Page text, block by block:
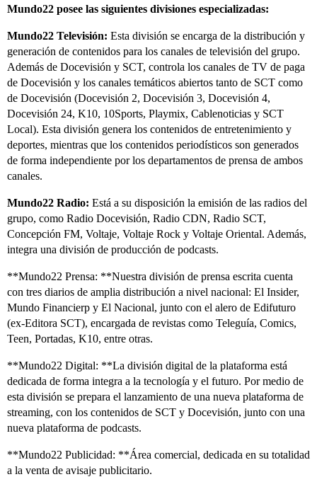
Mundo22 posee las siguientes divisiones especializadas:
Mundo22 Televisión: Esta división se encarga de la distribución y
generación de contenidos para los canales de televisión del grupo.
Además de Docevisión y SCT, controla los canales de TV de paga
de Docevisión y los canales temáticos abiertos tanto de SCT como
de Docevisión (Docevisión 2, Docevisión 3, Docevisión 4,
Docevisión 24, K10, 10Sports, Playmix, Cablenoticias y SCT
Local). Esta división genera los contenidos de entretenimiento y
deportes, mientras que los contenidos periodísticos son generados
de forma independiente por los departamentos de prensa de ambos
canales.
Mundo22 Radio: Está a su disposición la emisión de las radios del
grupo, como Radio Docevisión, Radio CDN, Radio SCT,
Concepción FM, Voltaje, Voltaje Rock y Voltaje Oriental. Además,
integra una división de producción de podcasts.
**Mundo22 Prensa: **Nuestra división de prensa escrita cuenta
con tres diarios de amplia distribución a nivel nacional: El Insider,
Mundo Financierp y El Nacional, junto con el alero de Edifuturo
(ex-Editora SCT), encargada de revistas como Teleguía, Comics,
Teen, Portadas, K10, entre otras.
**Mundo22 Digital: **La división digital de la plataforma está
dedicada de forma integra a la tecnología y el futuro. Por medio de
esta división se prepara el lanzamiento de una nueva plataforma de
streaming, con los contenidos de SCT y Docevisión, junto con una
nueva plataforma de podcasts.
**Mundo22 Publicidad: **Área comercial, dedicada en su totalidad
a la venta de avisaje publicitario.